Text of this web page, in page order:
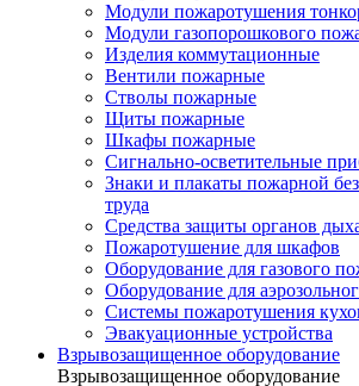
Модули пожаротушения
Модули газопорошкового
Изделия коммутационные
Вентили пожарные
Стволы пожарные
Щиты пожарные
Шкафы пожарные
Сигнально-осветительные
Знаки и плакаты пожарной
труда
Средства защиты органов
Пожаротушение для шкафов
Оборудование для газового
Оборудование для
Системы пожаротушения
Эвакуационные устройства
Взрывозащищенное оборудование
Взрывозащищенное оборудование